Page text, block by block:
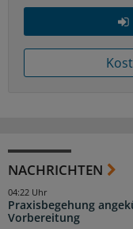
NACHRICHTEN
Praxisbegehung
Vorbereitung
04:22 Uhr